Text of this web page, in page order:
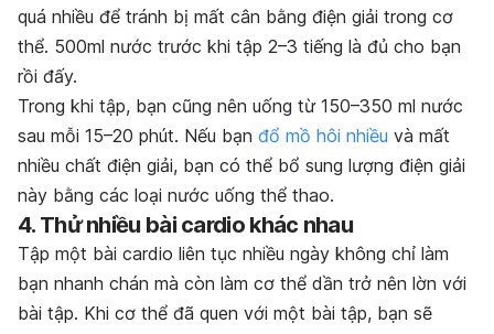
quá nhiều để tránh bị mất cân bằng điện giải trong cơ
thể. 500ml nước trước khi tập 2–3 tiếng là đủ cho bạn
rồi đấy.
Trong khi tập, bạn cũng nên uống từ 150–350 ml nước
sau mỗi 15–20 phút. Nếu bạn đổ mồ hôi nhiều và mất
nhiều chất điện giải, bạn có thể bổ sung lượng điện giải
này bằng các loại nước uống thể thao.
4. Thử nhiều bài cardio khác nhau
Tập một bài cardio liên tục nhiều ngày không chỉ làm
bạn nhanh chán mà còn làm cơ thể dần trở nên lờn với
bài tập. Khi cơ thể đã quen với một bài tập, bạn sẽ